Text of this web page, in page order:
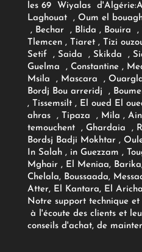
les 69 Wiyalas d'Algérie:
Laghouat , Oum el
, Bechar , Blida , Bouira ,
Tlemcen , Tiaret , Tizi
Setif , Saida , Skikda ,
Guelma , Constantine ,
Msila , Mascara ,
Bordj Bou arreridj ,
, Tissemsilt , El oued El
ahras , Tipaza , Mila ,
temouchent , Ghardaia ,
Bordsj Badji Mokhtar ,
In Salah , in Guezzam ,
Mghair , El Meniaa,
Chelala, Boussaada,
Atter, El Kantara, El
Notre support technique et
à l'écoute des clients et
conseils d'achat, de